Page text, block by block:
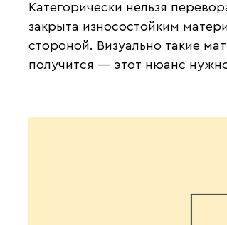
Категорически нельзя
закрыта износостойким
стороной. Визуально такие
получится — этот нюанс